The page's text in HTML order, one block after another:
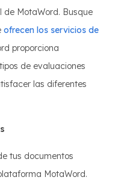
MotaWord. Busque
ofrecen los servicios de
proporciona
de evaluaciones
las diferentes
tus documentos
MotaWord.